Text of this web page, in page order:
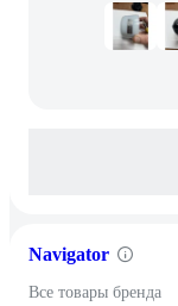
Navigator
Все товары бренда